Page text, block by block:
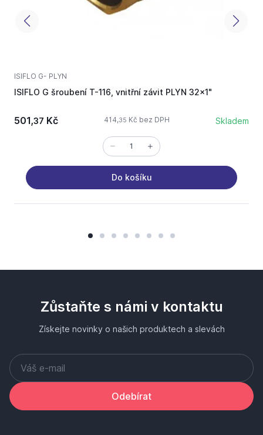
ISIFLO G- PLYN
ISIFLO G šroubení T-116, vnitřní závit PLYN 32x1"
501,37 Kč 414,35 Kč bez DPH Skladem
Do košíku
Zůstaňte s námi v kontaktu
Získejte novinky o našich produktech a slevách
Odebírat